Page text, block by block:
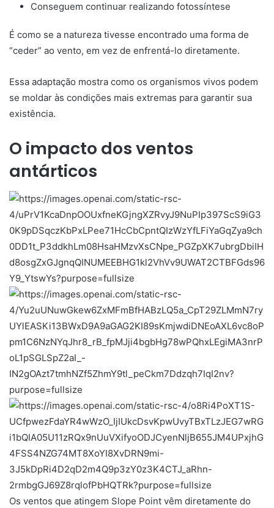
Conseguem continuar realizando fotossíntese
É como se a natureza tivesse encontrado uma forma de
“ceder” ao vento, em vez de enfrentá-lo diretamente.
Essa adaptação mostra como os organismos vivos podem
se moldar às condições mais extremas para garantir sua
existência.
O impacto dos ventos
antárticos
Os ventos que atingem Slope Point vêm diretamente do